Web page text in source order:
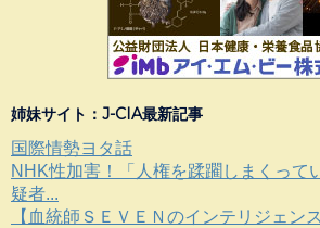
姉妹サイト：J-CIA最新記事
国際情勢ヨタ話
NHK性加害！「人権を蹂躙しまくって
疑者...
【血統師ＳＥＶＥＮのインテリジェン